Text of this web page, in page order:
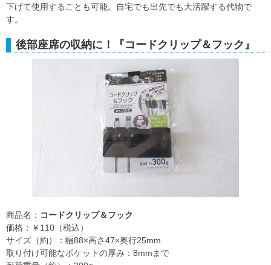
下げて使用することも可能。自宅でも出先でも大活躍する代物で
す。
後部座席の収納に！『コードクリップ＆フック』
商品名： コードクリップ＆フック
価格：￥110（税込）
サイズ（約）：幅88×高さ47×奥行25mm
取り付け可能なポケットの厚み：8mmまで